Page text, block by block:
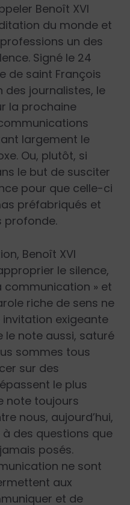
Benoît XVI
du monde et
un des
Signé le 24
de saint François
des journalistes, le
la prochaine
largement le
Ou, plutôt, si
le but de susciter
pour que celle-ci
préfabriqués et
profonde.
Benoît XVI
le silence,
communication » et
riche de sens ne
invitation exigeante
le note aussi, saturé
sommes tous
sur des
le plus
note toujours
nous, aujourd’hui,
des questions que
posés.
ne sont
aux
et de